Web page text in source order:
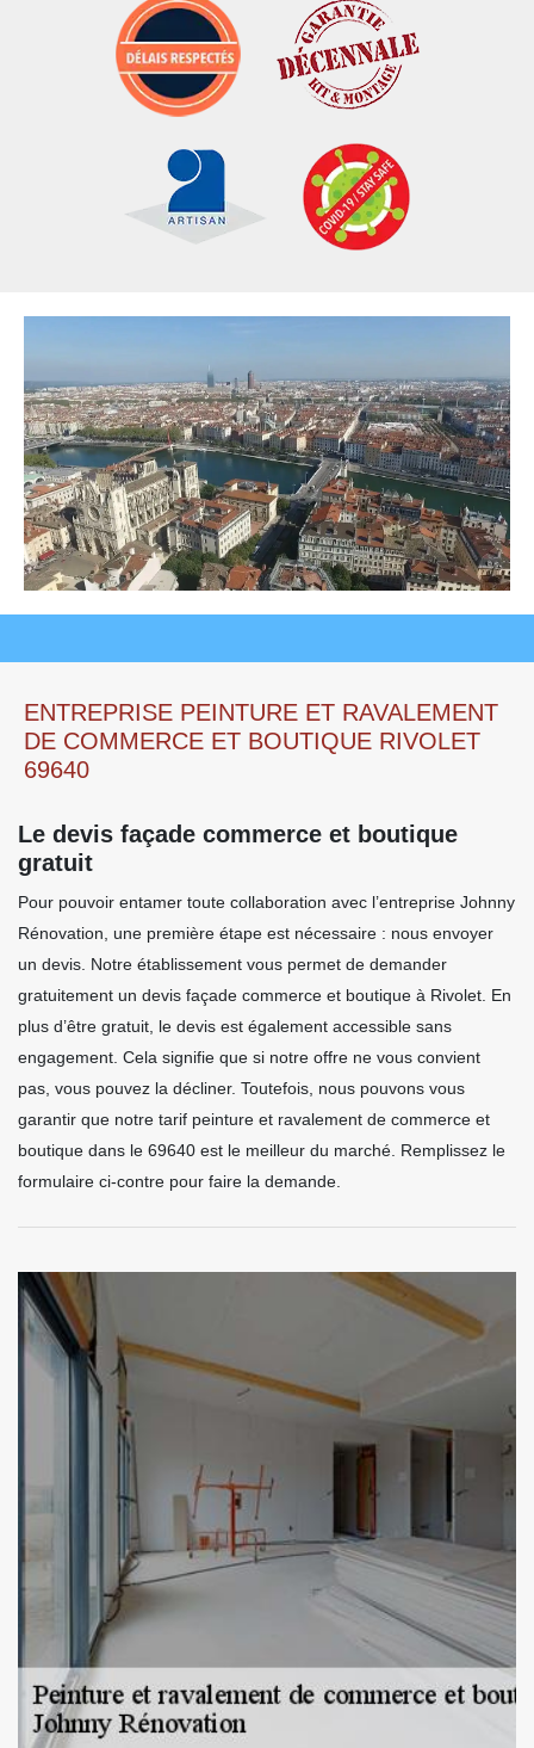
ENTREPRISE PEINTURE ET RAVALEMENT
DE COMMERCE ET BOUTIQUE RIVOLET
69640
Le devis façade commerce et boutique
gratuit
Pour pouvoir entamer toute collaboration avec l’entreprise Johnny
Rénovation, une première étape est nécessaire : nous envoyer
un devis. Notre établissement vous permet de demander
gratuitement un devis façade commerce et boutique à Rivolet. En
plus d’être gratuit, le devis est également accessible sans
engagement. Cela signifie que si notre offre ne vous convient
pas, vous pouvez la décliner. Toutefois, nous pouvons vous
garantir que notre tarif peinture et ravalement de commerce et
boutique dans le 69640 est le meilleur du marché. Remplissez le
formulaire ci-contre pour faire la demande.